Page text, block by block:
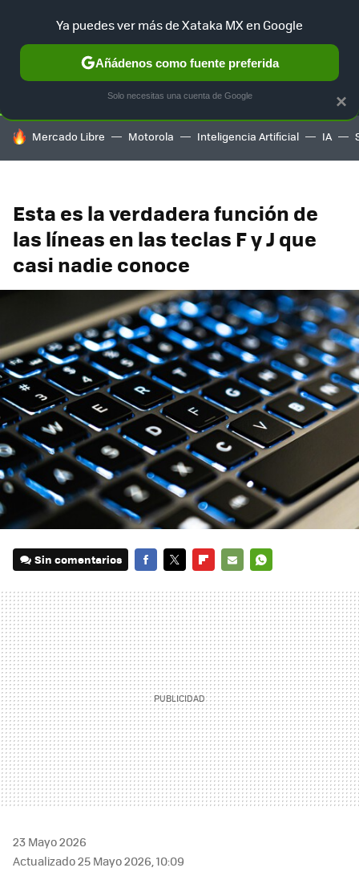
SELECCIÓN GAMING HOME AUTO TERRITORIO
HOY SE HABLA DE
Mercado Libre Motorola Inteligencia Artificial IA
Esta es la verdadera función de
las líneas en las teclas F y J que
casi nadie conoce
Sin comentarios
MAIL
23 Mayo 2026
Actualizado 25 Mayo 2026, 10:09
×
Ya puedes ver más de Xataka MX en Google
Añádenos como fuente preferida
Solo necesitas una cuenta de Google